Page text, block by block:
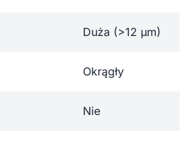
Duża (>12 µm)
Okrągły
Nie